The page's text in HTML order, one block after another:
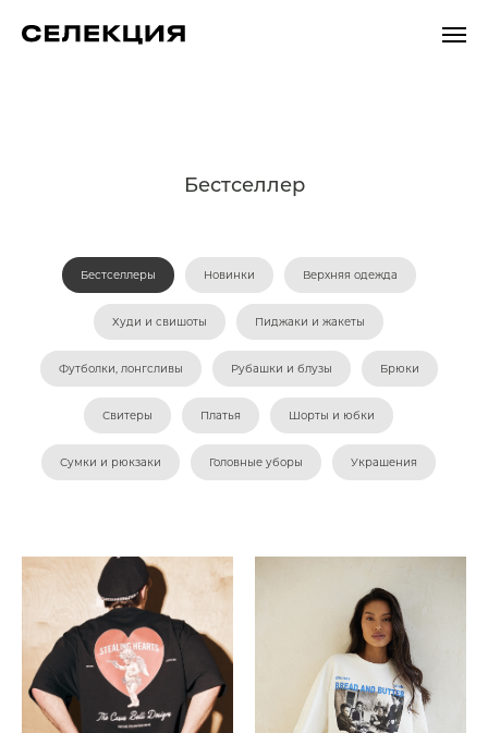
Бестселлер
Бестселлеры Новинки Верхняя одежда
Худи и свишоты Пиджаки и жакеты
Футболки, лонгсливы Рубашки и блузы Брюки
Свитеры Платья Шорты и юбки
Сумки и рюкзаки Головные уборы Украшения